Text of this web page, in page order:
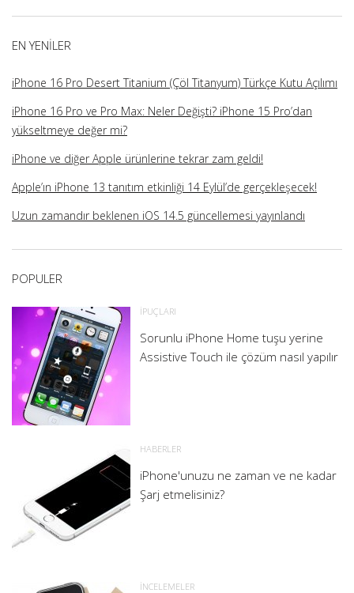
profiliniprofiliniprofiliniprofilini
EN YENILER
iPhone 16 Pro Desert Titanium (Çöl Titanyum) Türkçe Kutu Açılımı
iPhone 16 Pro ve Pro Max: Neler Değişti? iPhone 15 Pro’dan
yükseltmeye değer mi?
iPhone ve diğer Apple ürünlerine tekrar zam geldi!
Apple’ın iPhone 13 tanıtım etkinliği 14 Eylül’de gerçekleşecek!
Uzun zamandır beklenen iOS 14.5 güncellemesi yayınlandı
POPULER
İPUÇLARI
Sorunlu iPhone Home tuşu yerine
Assistive Touch ile çözüm nasıl yapılır
HABERLER
iPhone'unuzu ne zaman ve ne kadar
Şarj etmelisiniz?
İNCELEMELER